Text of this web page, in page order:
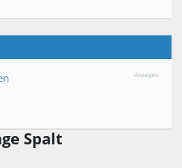
-Anzeigen-
Spalt